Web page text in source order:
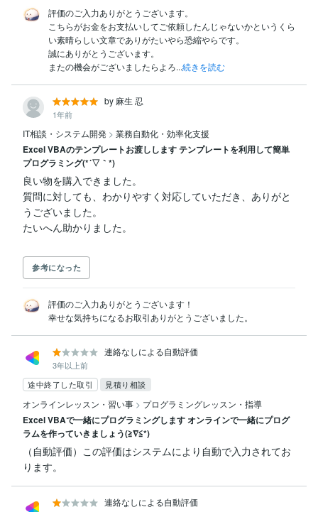
評価のご入力ありがとうございます。
こちらがお金をお支払いしてご依頼したんじゃないかというくら
い素晴らしい文章でありがたいやら恐縮やらです。
誠にありがとうございます。
またの機会がございましたらよろ...続きを読む
by 麻生 忍
1年前
IT相談・システム開発 > 業務自動化・効率化支援
Excel VBAのテンプレートお渡しします テンプレートを利用して簡単
プログラミング(*´▽｀*)
良い物を購入できました。
質問に対しても、わかりやすく対応していただき、ありがと
うございました。
参考になった
評価のご入力ありがとうございます！
幸せな気持ちになるお取引ありがとうございました。
連絡なしによる自動評価
3年以上前
途中終了した取引
見積り相談
オンラインレッスン・習い事 > プログラミングレッスン・指導
Excel VBAで一緒にプログラミングします オンラインで一緒にプログ
ラムを作っていきましょう(≧∇≦*)
（自動評価）この評価はシステムにより自動で入力されてお
ります。
連絡なしによる自動評価